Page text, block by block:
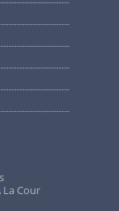
La Cour